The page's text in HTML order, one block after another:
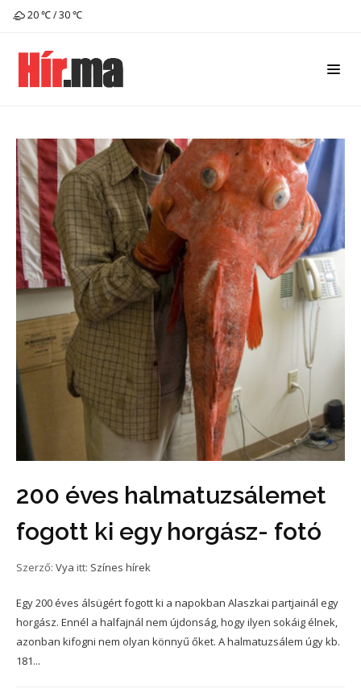
20 ℃ / 30 ℃
200 éves halmatuzsálemet
fogott ki egy horgász- fotó
Szerző: Vya itt: Színes hírek
Egy 200 éves álsügért fogott ki a napokban Alaszkai partjainál egy
horgász. Ennél a halfajnál nem újdonság, hogy ilyen sokáig élnek,
azonban kifogni nem olyan könnyű őket. A halmatuzsálem úgy kb.
181...